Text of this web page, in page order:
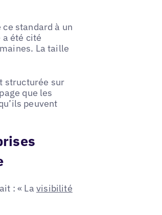
standard à un
a été cité
La taille
structurée sur
que les
peuvent
: « Lavisibilité